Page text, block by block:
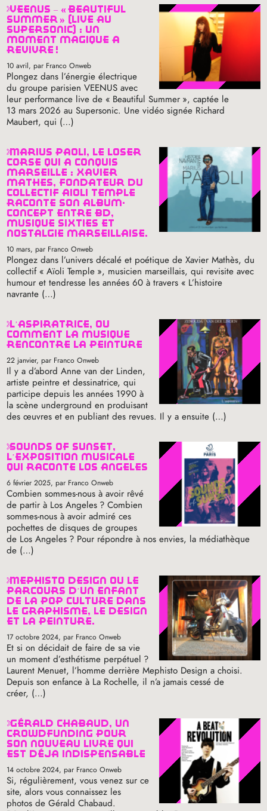
veenus – « beautiful
summer » (live au
supersonic) : un
moment magique à
revivre !
10 avril, par Franco Onweb
Plongez dans l’énergie électrique
du groupe parisienVEENUS avec
leur performance live de « Beautiful Summer », captée le
13 mars 2026 au Supersonic. Une vidéo signée Richard
Maubert, qui (…)
marius paoli, le loser
corse qui a conquis
marseille : xavier
mathès, fondateur du
collectif aïoli temple
raconte son album-
concept entre bd,
musique sixties et
nostalgie marseillaise.
10 mars, par Franco Onweb
Plongez dans l’univers décalé et poétique de Xavier Mathès, du
collectif « Aïoli Temple », musicien marseillais, qui revisite avec
humour et tendresse les années 60 à travers « L’histoire
navrante (…)
l’aspiratrice, ou
comment la musique
rencontre la peinture
22 janvier, par Franco Onweb
Il y a d’abord Anne van der Linden,
artiste peintre et dessinatrice, qui
participe depuis les années 1990 à
la scène underground en produisant
des œuvres et en publiant des revues. Il y a ensuite (…)
sounds of sunset,
l’exposition musicale
qui raconte los angeles
6 février 2025, par Franco Onweb
Combien sommes-nous à avoir rêvé
de partir à Los Angeles ? Combien
sommes-nous à avoir admiré ces
pochettes de disques de groupes
de Los Angeles ? Pour répondre à nos envies, la médiathèque
de (…)
mephisto design où le
parcours d’un enfant
de la pop culture dans
le graphisme, le design
et la peinture.
17 octobre 2024, par Franco Onweb
Et si on décidait de faire de sa vie
un moment d’esthétisme perpétuel ?
Laurent Menuet, l’homme derrière Mephisto Design a choisi.
Depuis son enfance à La Rochelle, il n’a jamais cessé de
créer, (…)
gérald chabaud, un
crowdfunding pour
son nouveau livre qui
est déjà indispensable
14 octobre 2024, par Franco Onweb
Si, régulièrement, vous venez sur ce
site, alors vous connaissez les
photos de Gérald Chabaud.